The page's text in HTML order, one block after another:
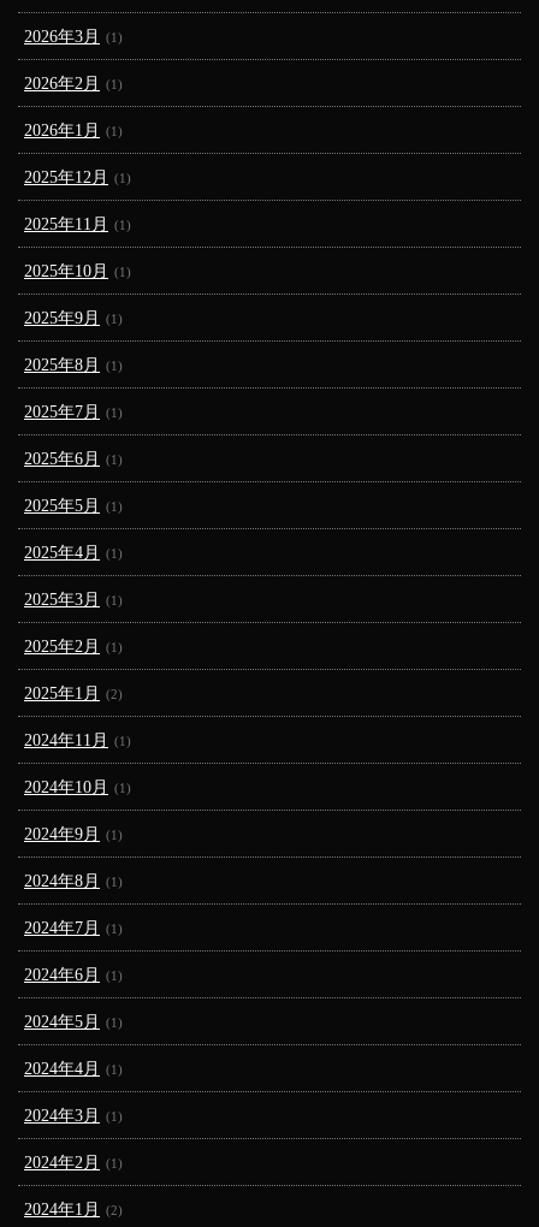
2026年3月 (1)
2026年2月 (1)
2026年1月 (1)
2025年12月 (1)
2025年11月 (1)
2025年10月 (1)
2025年9月 (1)
2025年8月 (1)
2025年7月 (1)
2025年6月 (1)
2025年5月 (1)
2025年4月 (1)
2025年3月 (1)
2025年2月 (1)
2025年1月 (2)
2024年11月 (1)
2024年10月 (1)
2024年9月 (1)
2024年8月 (1)
2024年7月 (1)
2024年6月 (1)
2024年5月 (1)
2024年4月 (1)
2024年3月 (1)
2024年2月 (1)
2024年1月 (2)